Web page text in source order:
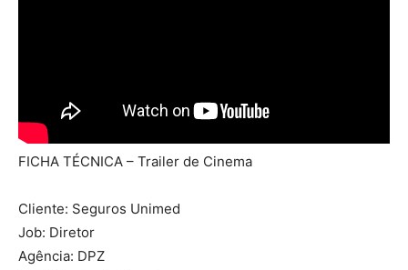
FICHA TÉCNICA – Trailer de Cinema
Cliente: Seguros Unimed
Job: Diretor
Agência: DPZ